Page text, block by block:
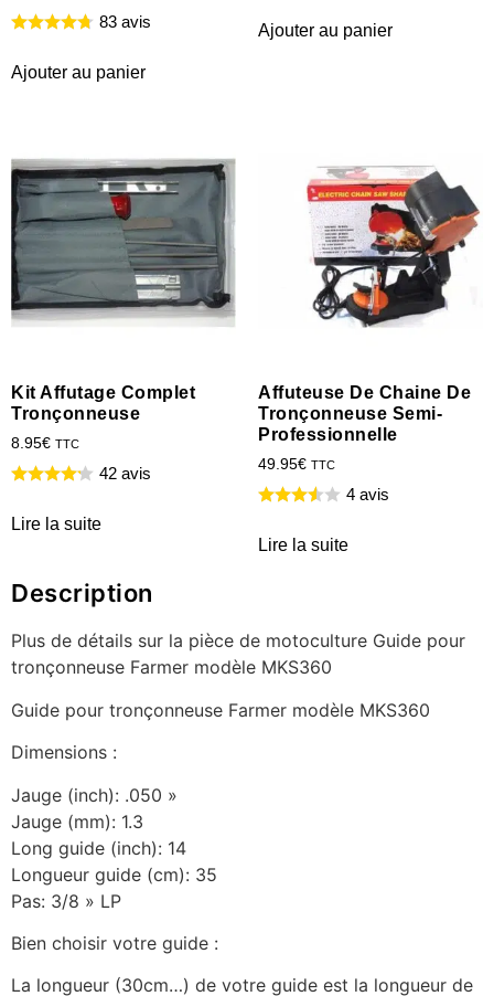
83 avis
Ajouter au panier
Ajouter au panier
Kit Affutage Complet
Tronçonneuse
8.95€ TTC
42 avis
Lire la suite
Affuteuse De Chaine De
Tronçonneuse Semi-
Professionnelle
49.95€ TTC
4 avis
Lire la suite
Description
Plus de détails sur la pièce de motoculture Guide pour
tronçonneuse Farmer modèle MKS360
Guide pour tronçonneuse Farmer modèle MKS360
Dimensions :
Jauge (inch): .050 »
Jauge (mm): 1.3
Long guide (inch): 14
Longueur guide (cm): 35
Pas: 3/8 » LP
Bien choisir votre guide :
La longueur (30cm…) de votre guide est la longueur de